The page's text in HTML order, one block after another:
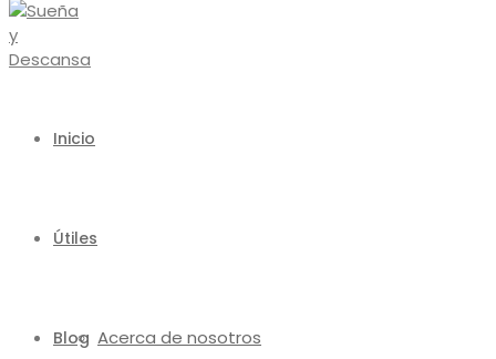
Inicio
Útiles
Acerca de nosotros
Blog